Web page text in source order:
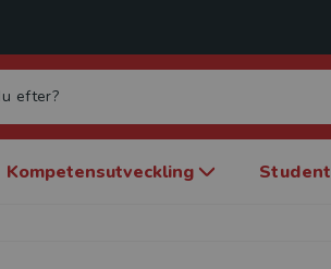
Kompetensutveckling Student